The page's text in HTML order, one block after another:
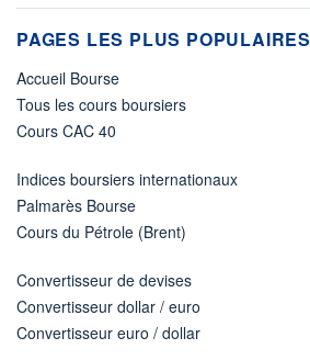
PAGES LES PLUS POPULAIRES
Accueil Bourse
Tous les cours boursiers
Cours CAC 40
Indices boursiers internationaux
Palmarès Bourse
Cours du Pétrole (Brent)
Convertisseur de devises
Convertisseur dollar / euro
Convertisseur euro / dollar